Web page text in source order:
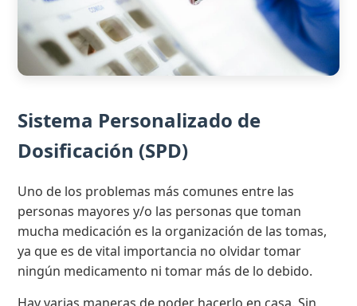
Sistema Personalizado de
Dosificación (SPD)
Uno de los problemas más comunes entre las
personas mayores y/o las personas que toman
mucha medicación es la organización de las tomas,
ya que es de vital importancia no olvidar tomar
ningún medicamento ni tomar más de lo debido.